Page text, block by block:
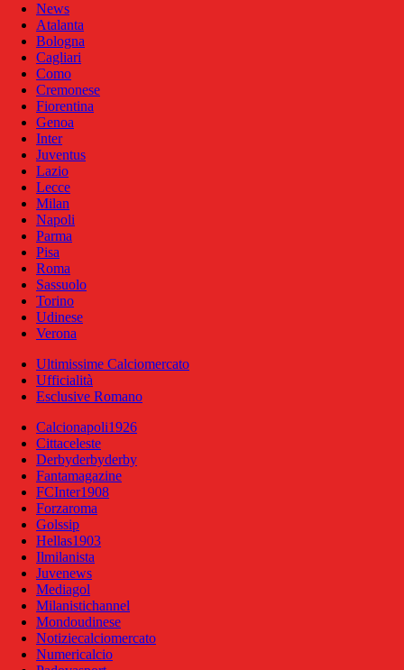
News
Atalanta
Bologna
Cagliari
Como
Cremonese
Fiorentina
Genoa
Inter
Juventus
Lazio
Lecce
Milan
Napoli
Parma
Pisa
Roma
Sassuolo
Torino
Udinese
Verona
Ultimissime Calciomercato
Ufficialità
Esclusive Romano
Calcionapoli1926
Cittaceleste
Derbyderbyderby
Fantamagazine
FCInter1908
Forzaroma
Golssip
Hellas1903
Ilmilanista
Juvenews
Mediagol
Milanistichannel
Mondoudinese
Notiziecalciomercato
Numericalcio